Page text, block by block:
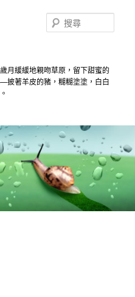
月緩緩地親吻草原，留下甜蜜的
著羊皮的豬，糊糊塗塗，白白
尋